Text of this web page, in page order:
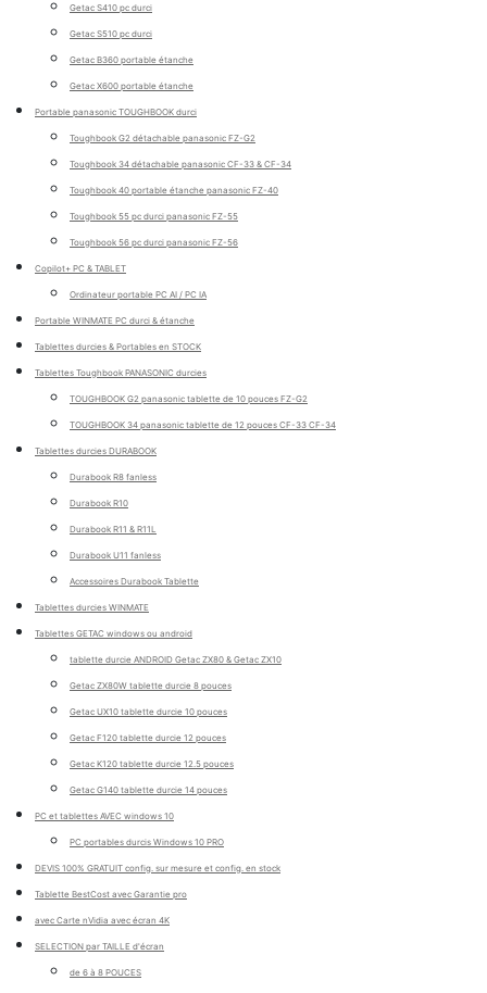
Getac S410 pc durci
Getac S510 pc durci
Getac B360 portable étanche
Getac X600 portable étanche
Portable panasonic TOUGHBOOK durci
Toughbook G2 détachable panasonic FZ-G2
Toughbook 34 détachable panasonic CF-33 & CF-34
Toughbook 40 portable étanche panasonic FZ-40
Toughbook 55 pc durci panasonic FZ-55
Toughbook 56 pc durci panasonic FZ-56
Copilot+ PC & TABLET
Ordinateur portable PC AI / PC IA
Portable WINMATE PC durci & étanche
Tablettes durcies & Portables en STOCK
Tablettes Toughbook PANASONIC durcies
TOUGHBOOK G2 panasonic tablette de 10 pouces FZ-G2
TOUGHBOOK 34 panasonic tablette de 12 pouces CF-33 CF-34
Tablettes durcies DURABOOK
Durabook R8 fanless
Durabook R10
Durabook R11 & R11L
Durabook U11 fanless
Accessoires Durabook Tablette
Tablettes durcies WINMATE
Tablettes GETAC windows ou android
tablette durcie ANDROID Getac ZX80 & Getac ZX10
Getac ZX80W tablette durcie 8 pouces
Getac UX10 tablette durcie 10 pouces
Getac F120 tablette durcie 12 pouces
Getac K120 tablette durcie 12.5 pouces
Getac G140 tablette durcie 14 pouces
PC et tablettes AVEC windows 10
PC portables durcis Windows 10 PRO
DEVIS 100% GRATUIT config. sur mesure et config. en stock
Tablette BestCost avec Garantie pro
avec Carte nVidia avec écran 4K
SELECTION par TAILLE d'écran
de 6 à 8 POUCES